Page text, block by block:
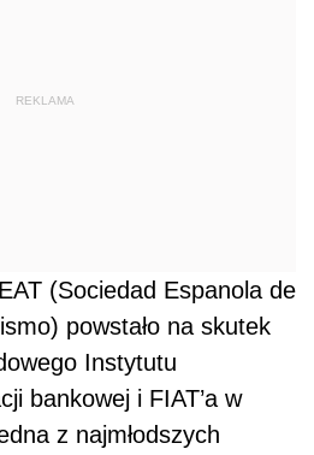
REKLAMA
(Sociedad Espanola de
powstało na skutek
Instytutu
bankowej i FIAT’a w
z najmłodszych